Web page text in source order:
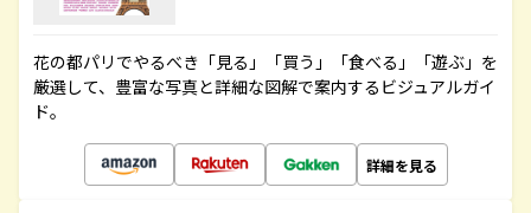
花の都パリでやるべき「見る」「買う」「食べる」「遊ぶ」を
厳選して、豊富な写真と詳細な図解で案内するビジュアルガイ
ド。
詳細を見る